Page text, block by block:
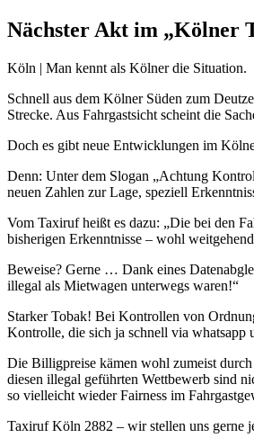
Nächster Akt im „Kölner
Köln | Man kennt als Kölner die Situation.
Schnell aus dem Kölner Süden zum
Strecke. Aus Fahrgastsicht scheint die
Doch es gibt neue Entwicklungen im
Denn: Unter dem Slogan „Achtung
neuen Zahlen zur Lage, speziell
Vom Taxiruf heißt es dazu: „Die bei den
bisherigen Erkenntnisse – wohl
Beweise? Gerne … Dank eines
illegal als Mietwagen unterwegs waren!“
Starker Tobak! Bei Kontrollen von
Kontrolle, die sich ja schnell via whatsapp
Die Billigpreise kämen wohl zumeist
diesen illegal geführten Wettbewerb sind
so vielleicht wieder Fairness im
Taxiruf Köln 2882 – wir stellen uns gerne